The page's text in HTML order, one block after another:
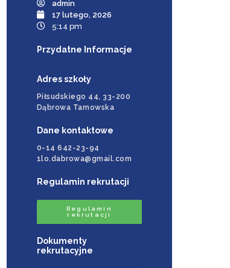
admin
17 lutego, 2026
5:14 pm
Przydatne Informacje
Adres szkoły
Piłsudskiego 44, 33-200
Dąbrowa Tarnowska
Dane kontaktowe
0-14 642-23-94
1lo.dabrowa@gmail.com
Regulamin rekrutacji
Regulamin
rekrutacji
Dokumenty
rekrutacyjne